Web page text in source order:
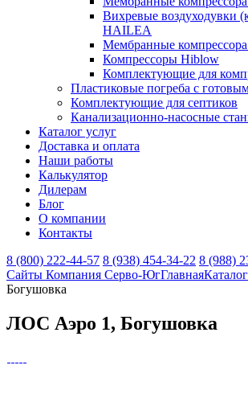
Вихревые воздуходувки
HAILEA
Мембранные
Компрессоры Hiblow
Комплектующие для
Пластиковые погреба с
Комплектующие для септиков
Канализационно-насосные
Каталог услуг
Доставка и оплата
Наши работы
Калькулятор
Дилерам
Блог
О компании
Контакты
8 (800) 222-44-57 8 (938) 454-34-22 8 (988)
Сайты Компания Серво-ЮгГлавная
Богушовка
ЛОС Аэро 1, Богушовка